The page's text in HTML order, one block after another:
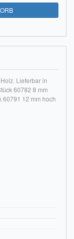
Lieferbar in
60782 8 mm
60791 12 mm hoch